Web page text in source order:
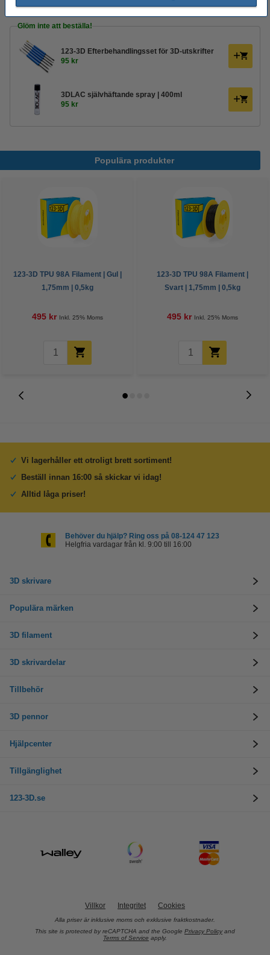
Glöm inte att beställa!
123-3D Efterbehandlingsset för 3D-utskrifter
95 kr
3DLAC självhäftande spray | 400ml
95 kr
Populära produkter
123-3D TPU 98A Filament | Gul |
1,75mm | 0,5kg
495 kr Inkl. 25% Moms
123-3D TPU 98A Filament |
Svart | 1,75mm | 0,5kg
495 kr Inkl. 25% Moms
Vi lagerhåller ett otroligt brett sortiment!
Beställ innan 16:00 så skickar vi idag!
Alltid låga priser!
Behöver du hjälp? Ring oss på 08-124 47 123
Helgfria vardagar från kl. 9:00 till 16:00
3D skrivare
Populära märken
3D filament
3D skrivardelar
Tillbehör
3D pennor
Hjälpcenter
Tillgänglighet
123-3D.se
Villkor Integritet Cookies
Alla priser är inklusive moms och exklusive fraktkostnader.
This site is protected by reCAPTCHA and the Google Privacy Policy and
Terms of Service apply.